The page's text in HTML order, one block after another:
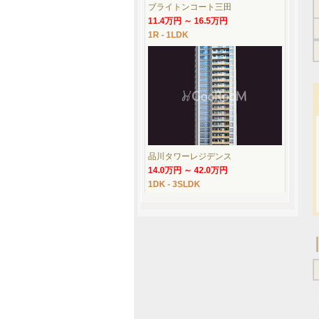
ブライトンコート三田
11.4万円 ～ 16.5万円
1R - 1LDK
品川タワーレジデンス
14.0万円 ～ 42.0万円
1DK - 3SLDK